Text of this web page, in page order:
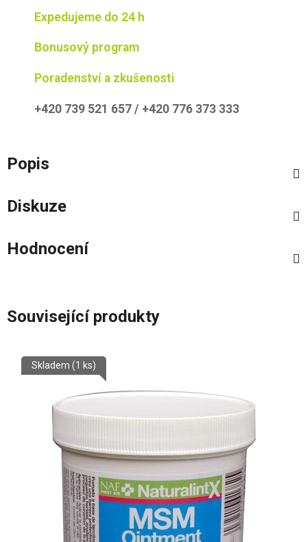
Expedujeme do 24 h
Bonusový program
Poradenství a zkušenosti
+420 739 521 657 / +420 776 373 333
Popis
Diskuze
Hodnocení
Související produkty
Skladem (1 ks)